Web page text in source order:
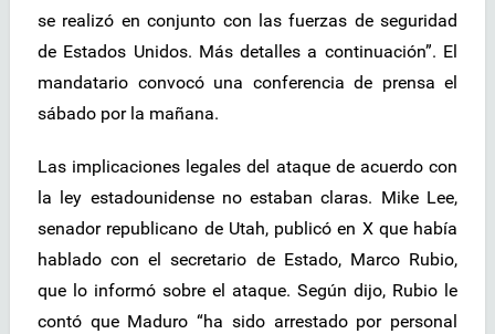
se realizó en conjunto con las fuerzas de seguridad
de Estados Unidos. Más detalles a continuación”. El
mandatario convocó una conferencia de prensa el
sábado por la mañana.
Las implicaciones legales del ataque de acuerdo con
la ley estadounidense no estaban claras. Mike Lee,
senador republicano de Utah, publicó en X que había
hablado con el secretario de Estado, Marco Rubio,
que lo informó sobre el ataque. Según dijo, Rubio le
contó que Maduro “ha sido arrestado por personal